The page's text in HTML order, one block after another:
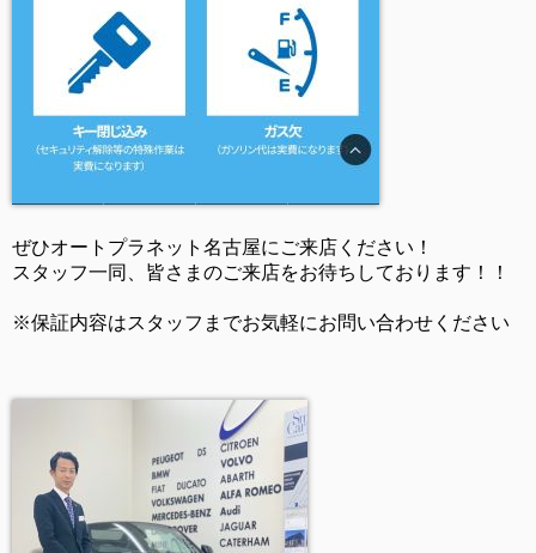
ぜひオートプラネット名古屋にご来店ください！
スタッフ一同、皆さまのご来店をお待ちしております！！
※保証内容はスタッフまでお気軽にお問い合わせください